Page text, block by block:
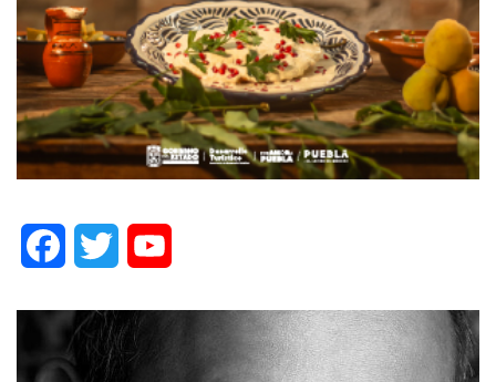
FacebookTwitter